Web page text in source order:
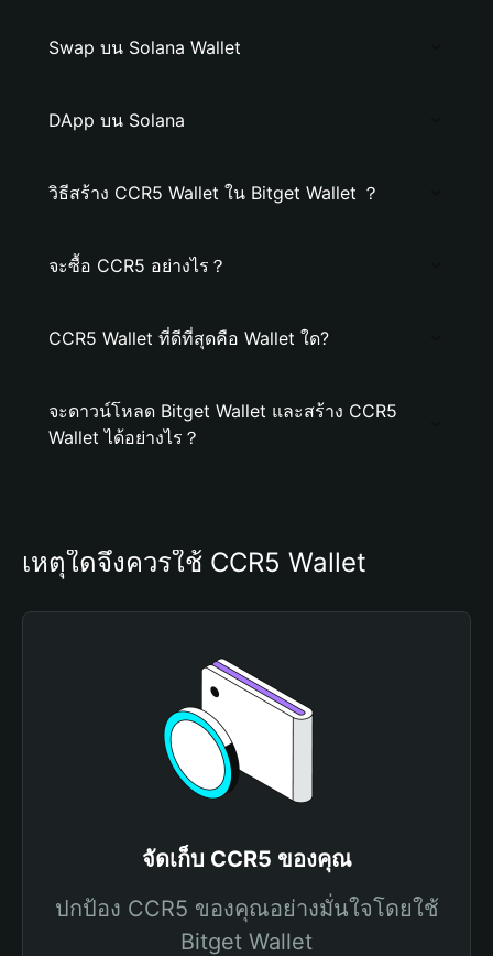
Swap บน Solana Wallet
DApp บน Solana
วิธีสร้าง CCR5 Wallet ใน Bitget Wallet ？
จะซื้อ CCR5 อย่างไร？
CCR5 Wallet ที่ดีที่สุดคือ Wallet ใด?
จะดาวน์โหลด Bitget Wallet และสร้าง CCR5
Wallet ได้อย่างไร？
เหตุใดจึงควรใช้ CCR5 Wallet
จัดเก็บ CCR5 ของคุณ
ปกป้อง CCR5 ของคุณอย่างมั่นใจโดยใช้
Bitget Wallet